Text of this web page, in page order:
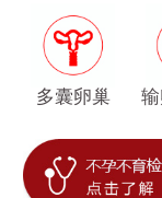
多囊卵巢